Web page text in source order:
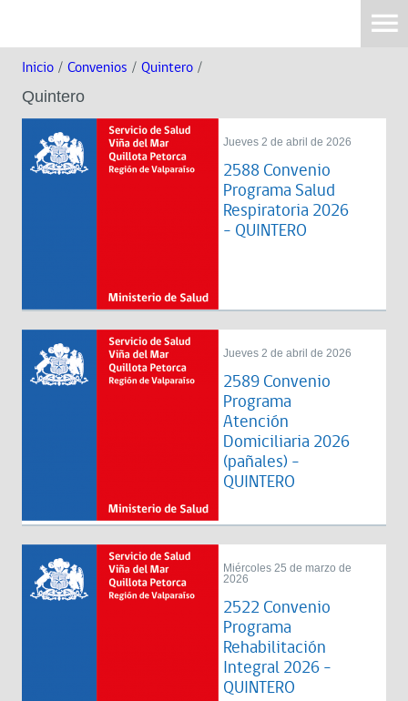
Inicio / Convenios / Quintero /
Quintero
Jueves 2 de abril de 2026
2588 Convenio
Programa Salud
Respiratoria 2026
- QUINTERO
Jueves 2 de abril de 2026
2589 Convenio
Programa
Atención
Domiciliaria 2026
(pañales) -
QUINTERO
Miércoles 25 de marzo de
2026
2522 Convenio
Programa
Rehabilitación
Integral 2026 -
QUINTERO